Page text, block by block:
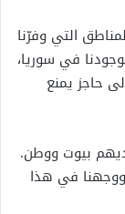
التي وفرّنا
الوحيد لوجودنا في سوريا،
حاجز يمنع
بيوت ووطن.
ووجهنا في هذا